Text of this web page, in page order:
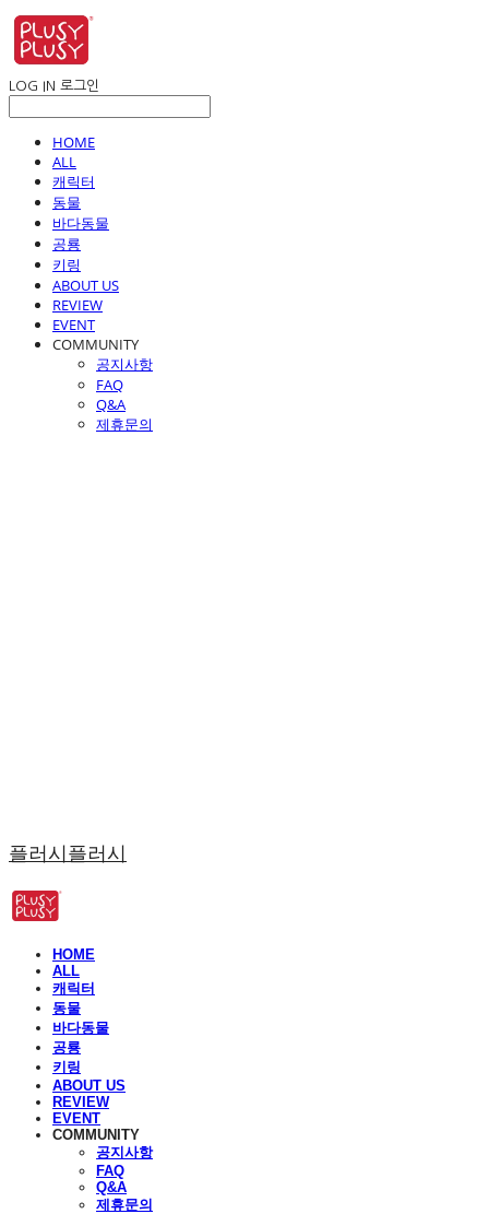
LOG IN 로그인
HOME
ALL
캐릭터
동물
바다동물
공룡
키링
ABOUT US
REVIEW
EVENT
COMMUNITY
공지사항
FAQ
Q&A
제휴문의
플러시플러시
HOME
ALL
캐릭터
동물
바다동물
공룡
키링
ABOUT US
REVIEW
EVENT
COMMUNITY
공지사항
FAQ
Q&A
제휴문의